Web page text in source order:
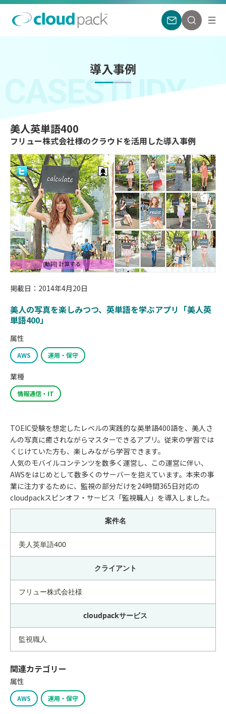
導入事例
CASESTUDY
美人英単語400
フリュー株式会社様のクラウドを活用した導入事例
掲載日：2014年4月20日
美人の写真を楽しみつつ、英単語を学ぶアプリ「美人英
単語400」
属性
AWS 運用・保守
業種
情報通信・IT
TOEIC受験を想定したレベルの実践的な英単語400語を、美人さ
んの写真に癒されながらマスターできるアプリ。従来の学習では
くじけていた方も、楽しみながら学習できます。
人気のモバイルコンテンツを数多く運営し、この運営に伴い、
AWSをはじめとして数多くのサーバーを抱えています。本来の事
業に注力するために、監視の部分だけを24時間365日対応の
cloudpackスピンオフ・サービス「監視職人」を導入しました。
案件名
美人英単語400
クライアント
フリュー株式会社様
cloudpackサービス
監視職人
関連カテゴリー
属性
AWS 運用・保守